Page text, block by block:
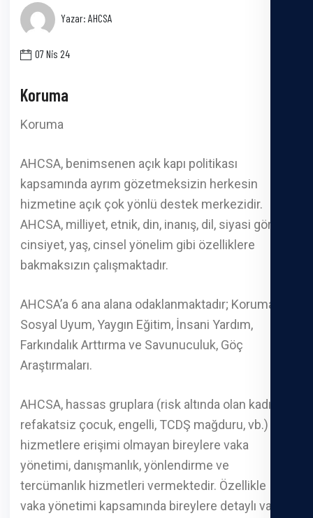
Yazar: AHCSA
07 Nis 24
Koruma
Koruma
AHCSA, benimsenen açık kapı politikası
kapsamında ayrım gözetmeksizin herkesin
hizmetine açık çok yönlü destek merkezidir.
AHCSA, milliyet, etnik, din, inanış, dil, siyasi görüş,
cinsiyet, yaş, cinsel yönelim gibi özelliklere
bakmaksızın çalışmaktadır.
AHCSA’a 6 ana alana odaklanmaktadır; Koruma,
Sosyal Uyum, Yaygın Eğitim, İnsani Yardım,
Farkındalık Arttırma ve Savunuculuk, Göç
Araştırmaları.
AHCSA, hassas gruplara (risk altında olan kadın,
refakatsiz çocuk, engelli, TCDŞ mağduru, vb.) ve
hizmetlere erişimi olmayan bireylere vaka
yönetimi, danışmanlık, yönlendirme ve
tercümanlık hizmetleri vermektedir. Özellikle
vaka yönetimi kapsamında bireylere detaylı vaka